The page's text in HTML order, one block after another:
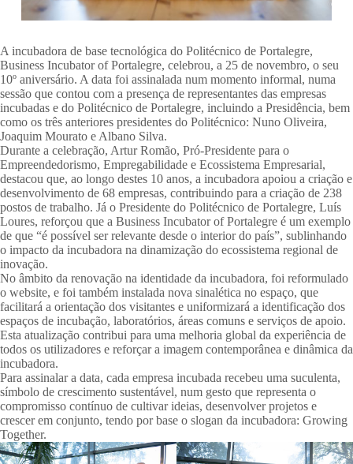
A incubadora de base tecnológica do Politécnico de Portalegre,
Business Incubator of Portalegre, celebrou, a 25 de novembro, o seu
10º aniversário. A data foi assinalada num momento informal, numa
sessão que contou com a presença de representantes das empresas
incubadas e do Politécnico de Portalegre, incluindo a Presidência, bem
como os três anteriores presidentes do Politécnico: Nuno Oliveira,
Joaquim Mourato e Albano Silva.
Durante a celebração, Artur Romão, Pró-Presidente para o
Empreendedorismo, Empregabilidade e Ecossistema Empresarial,
destacou que, ao longo destes 10 anos, a incubadora apoiou a criação e
desenvolvimento de 68 empresas, contribuindo para a criação de 238
postos de trabalho. Já o Presidente do Politécnico de Portalegre, Luís
Loures, reforçou que a Business Incubator of Portalegre é um exemplo
de que “é possível ser relevante desde o interior do país”, sublinhando
o impacto da incubadora na dinamização do ecossistema regional de
inovação.
No âmbito da renovação na identidade da incubadora, foi reformulado
o website, e foi também instalada nova sinalética no espaço, que
facilitará a orientação dos visitantes e uniformizará a identificação dos
espaços de incubação, laboratórios, áreas comuns e serviços de apoio.
Esta atualização contribui para uma melhoria global da experiência de
todos os utilizadores e reforçar a imagem contemporânea e dinâmica da
incubadora.
Para assinalar a data, cada empresa incubada recebeu uma suculenta,
símbolo de crescimento sustentável, num gesto que representa o
compromisso contínuo de cultivar ideias, desenvolver projetos e
crescer em conjunto, tendo por base o slogan da incubadora: Growing
Together.